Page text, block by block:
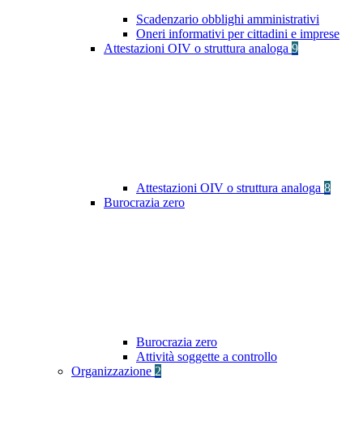
Scadenzario obblighi amministrativi
Oneri informativi per cittadini e imprese
Attestazioni OIV o struttura analoga 9
Attestazioni OIV o struttura analoga 8
Burocrazia zero
Burocrazia zero
Attività soggette a controllo
Organizzazione 2